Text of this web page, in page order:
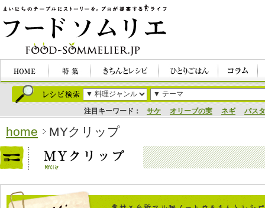
注目キーワード： サケ オリーブの実 ネギ パスタ
home MYクリップ